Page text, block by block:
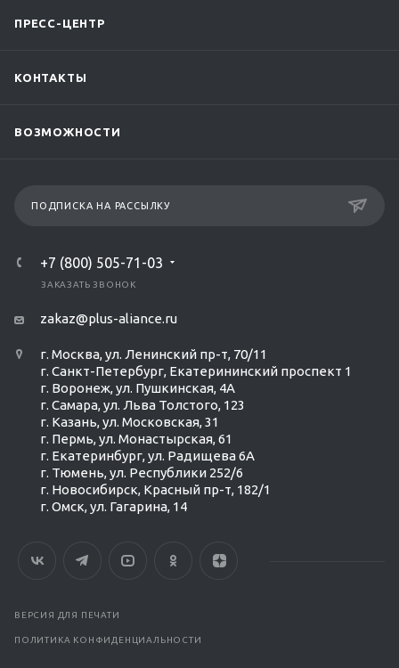
ПРЕСС-ЦЕНТР
КОНТАКТЫ
ВОЗМОЖНОСТИ
ПОДПИСКА НА РАССЫЛКУ
+7 (800) 505-71-03
ЗАКАЗАТЬ ЗВОНОК
zakaz@plus-aliance.ru
г. Москва, ул. Ленинский пр-т, 70/11
г. Санкт-Петербург, Екатерининский проспект 1
г. Воронеж, ул. Пушкинская, 4А
г. Самара, ул. Льва Толстого, 123
г. Казань, ул. Московская, 31
г. Пермь, ул. Монастырская, 61
г. Екатеринбург, ул. Радищева 6А
г. Тюмень, ул. Республики 252/6
г. Новосибирск, Красный пр-т, 182/1
г. Омск, ул. ​Гагарина, 14
ВЕРСИЯ ДЛЯ ПЕЧАТИ
ПОЛИТИКА КОНФИДЕНЦИАЛЬНОСТИ